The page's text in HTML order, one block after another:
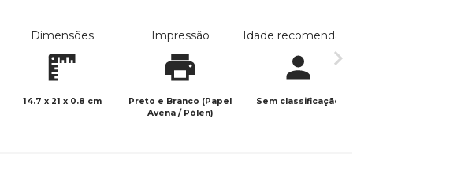
Dimensões
14.7 x 21 x 0.8 cm
Impressão
Preto e Branco (Papel
Avena / Pólen)
Idade recomendada
Sem classificação